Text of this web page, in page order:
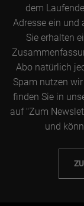
dem
Adresse ein und
Sie erhalten
Abo natürlich
Spam nutzen
finden Sie in
auf "Zum
und